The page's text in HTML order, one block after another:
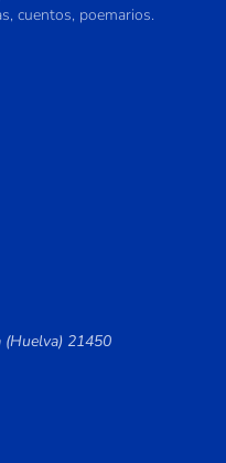
cuentos, poemarios.
(Huelva) 21450